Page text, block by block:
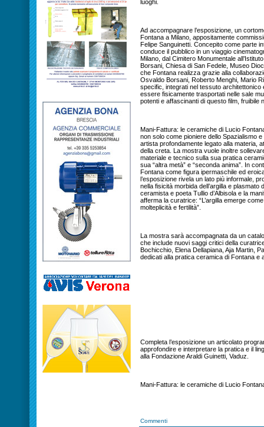
luoghi.
Ad accompagnare l’esposizione, un
Fontana a Milano, appositamente
Felipe Sanguinetti. Concepito come parte
conduce il pubblico in un viaggio
Milano, dal Cimitero Monumentale
Borsani, Chiesa di San Fedele, Museo
che Fontana realizza grazie alla
Osvaldo Borsani, Roberto Menghi, Mario
specific, integrati nel tessuto
essere fisicamente trasportati nelle sale
potenti e affascinanti di questo film, fruibile
Mani-Fattura: le ceramiche di Lucio
non solo come pioniere dello Spazialismo
artista profondamente legato alla materia,
della creta. La mostra vuole inoltre
materiale e tecnico sulla sua pratica
sua “altra metà” e “seconda anima”. In
Fontana come figura ipermaschile ed
l’esposizione rivela un lato più informale,
nella fisicità morbida dell’argilla e
ceramista e poeta Tullio d’Albisola e la
afferma la curatrice: “L’argilla emerge
molteplicità e fertilità”.
La mostra sarà accompagnata da un
che include nuovi saggi critici della
Bochicchio, Elena Dellapiana, Aja Martin,
dedicati alla pratica ceramica di Fontana e
Completa l’esposizione un articolato
approfondire e interpretare la pratica e il
alla Fondazione Araldi Guinetti, Vaduz.
Mani-Fattura: le ceramiche di Lucio
Commenti